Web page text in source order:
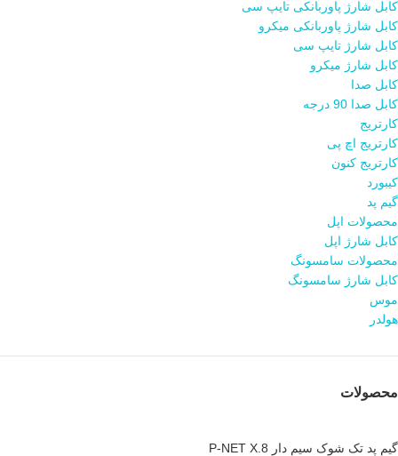
کابل شارژ پاوربانکی تایپ سی
کابل شارژ پاوربانکی میکرو
کابل شارژ تایپ سی
کابل شارژ میکرو
کابل صدا
کابل صدا 90 درجه
کارتریج
کارتریج اچ پی
کارتریج کنون
کیبورد
گیم پد
محصولات اپل
کابل شارژ اپل
محصولات سامسونگ
کابل شارژ سامسونگ
موس
هولدر
محصولات
گیم پد تک شوک سیم دار P-NET X.8